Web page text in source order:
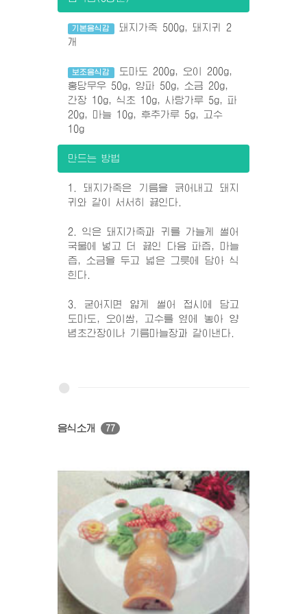
기본음식감
돼지가죽 500g, 돼지귀 2
개
보조음식감
도마도 200g, 오이 200g,
홍당무우 50g, 양파 50g, 소금 20g,
간장 10g, 식초 10g, 사탕가루 5g, 파
20g, 마늘 10g, 후추가루 5g, 고수
10g
만드는 방법
1. 돼지가죽은 기름을 긁어내고 돼지
귀와 같이 서서히 끓인다.
2. 익은 돼지가죽과 귀를 가늘게 썰어
국물에 넣고 더 끓인 다음 파즙, 마늘
즙, 소금을 두고 넓은 그릇에 담아 식
힌다.
3. 굳어지면 얇게 썰어 접시에 담고
도마도, 오이쌈, 고수를 옆에 놓아 양
념초간장이나 기름마늘장과 같이낸다.
음식소개 77